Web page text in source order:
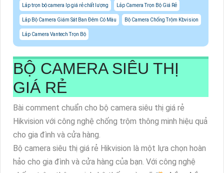
Lắp trọn bộ camera Ip giá rẻ chất lượng Lắp Camera Trọn Bộ Giá Rẻ
Lắp Bộ Camera Giám Sát Ban Đêm Có Màu Bộ Camera Chống Trộm Kbvision
Lắp Camera Vantech Trọn Bộ
BỘ CAMERA SIÊU THỊ
GIÁ RẺ
Bài comment chuẩn cho bộ camera siêu thị giá rẻ
Hikvision với công nghệ chống trộm thông minh hiệu quả
cho gia đình và cửa hàng.
Bộ camera siêu thị giá rẻ Hikvision là một lựa chọn hoàn
hảo cho gia đình và cửa hàng của bạn. Với công nghệ